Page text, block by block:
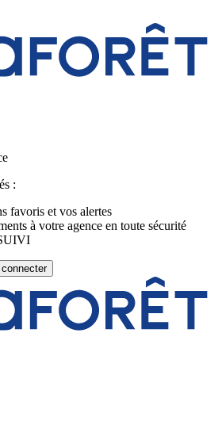
:
favoris et vos alertes
à votre agence en toute sécurité